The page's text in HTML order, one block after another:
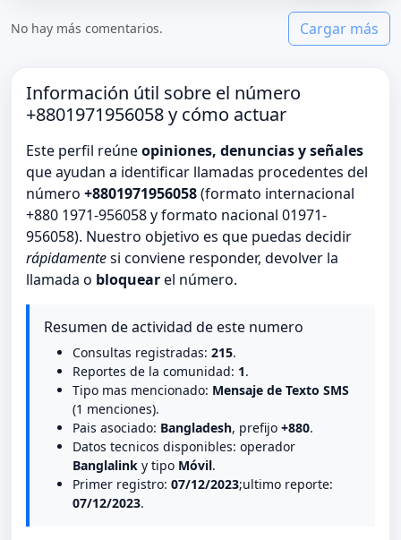
No hay más comentarios. Cargar más
Información útil sobre el número
+8801971956058 y cómo actuar
Este perfil reúneopiniones, denuncias y señales
que ayudan a identificar llamadas procedentes del
número +8801971956058(formato internacional
+880 1971-956058 y formato nacional 01971-
956058). Nuestro objetivo es que puedas decidir
rápidamentesi conviene responder, devolver la
llamada o bloquearel número.
Resumen de actividad de este numero
Consultas registradas: 215.
Reportes de la comunidad: 1.
Tipo mas mencionado: Mensaje de Texto SMS
(1 menciones).
Pais asociado: Bangladesh, prefijo +880.
Datos tecnicos disponibles: operador
Banglalink y tipo Móvil.
Primer registro: 07/12/2023;ultimo reporte:
07/12/2023.